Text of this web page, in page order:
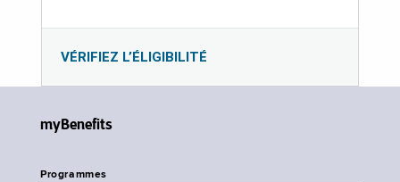
VÉRIFIEZ L’ÉLIGIBILITÉ
myBenefits
Programmes